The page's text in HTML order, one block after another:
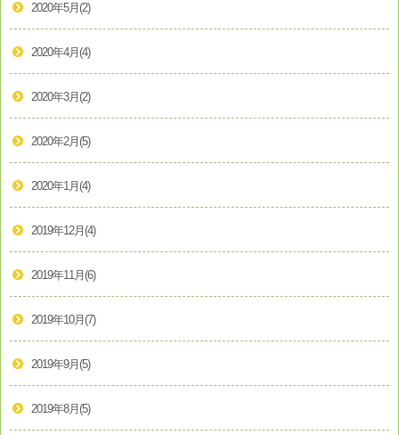
2020年5月 (2)
2020年4月 (4)
2020年3月 (2)
2020年2月 (5)
2020年1月 (4)
2019年12月 (4)
2019年11月 (6)
2019年10月 (7)
2019年9月 (5)
2019年8月 (5)